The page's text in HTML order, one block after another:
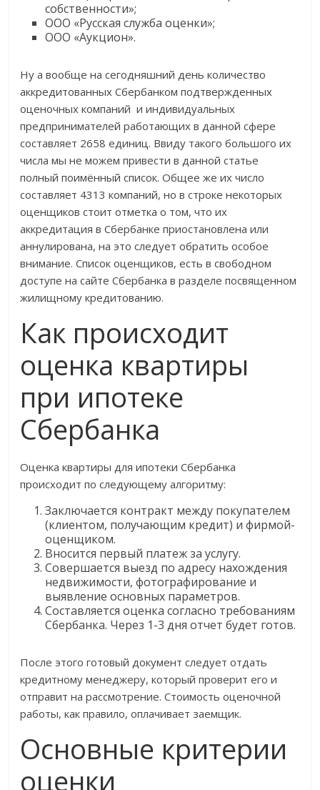
собственности»;
ООО «Русская служба оценки»;
ООО «Аукцион».
Ну а вообще на сегодняшний день количество
аккредитованных Сбербанком подтвержденных
оценочных компаний и индивидуальных
предпринимателей работающих в данной сфере
составляет 2658 единиц. Ввиду такого большого их
числа мы не можем привести в данной статье
полный поимённый список. Общее же их число
составляет 4313 компаний, но в строке некоторых
оценщиков стоит отметка о том, что их
аккредитация в Сбербанке приостановлена или
аннулирована, на это следует обратить особое
внимание. Список оценщиков, есть в свободном
доступе на сайте Сбербанка в разделе посвященном
жилищному кредитованию.
Как происходит
оценка квартиры
при ипотеке
Сбербанка
Оценка квартиры для ипотеки Сбербанка
происходит по следующему алгоритму:
Заключается контракт между покупателем
(клиентом, получающим кредит) и фирмой-
оценщиком.
Вносится первый платеж за услугу.
Совершается выезд по адресу нахождения
недвижимости, фотографирование и
выявление основных параметров.
Составляется оценка согласно требованиям
Сбербанка. Через 1-3 дня отчет будет готов.
После этого готовый документ следует отдать
кредитному менеджеру, который проверит его и
отправит на рассмотрение. Стоимость оценочной
работы, как правило, оплачивает заемщик.
Основные критерии
оценки